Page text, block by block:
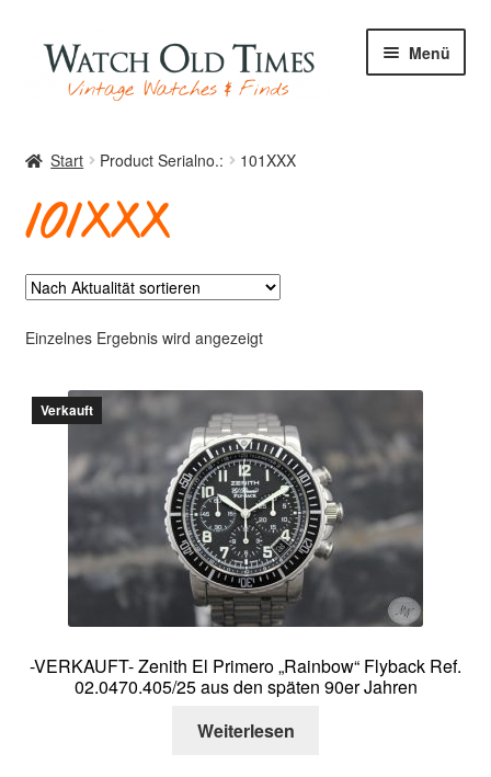
Zur
Navigation
springen
Zum
Inhalt
springen
Menü
Uhren
Archiv
Über mich
Kontakt
Start Product Serialno.: 101XXX
101XXX
Einzelnes Ergebnis wird angezeigt
Verkauft
-VERKAUFT- Zenith El Primero „Rainbow“ Flyback Ref.
02.0470.405/25 aus den späten 90er Jahren
Weiterlesen